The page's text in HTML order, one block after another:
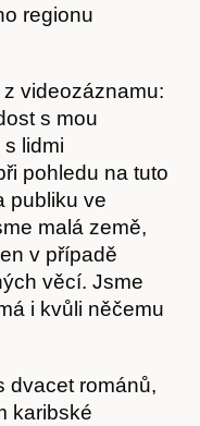
regionu
videozáznamu:
s mou
lidmi
pohledu na tuto
publiku ve
malá země,
v případě
věcí. Jsme
i kvůli něčemu
dvacet románů,
karibské